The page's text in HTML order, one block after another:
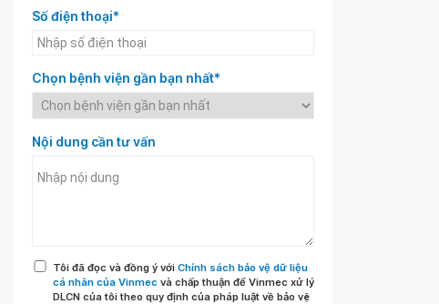
Số điện thoại*
Chọn bệnh viện gần bạn nhất*
Nội dung cần tư vấn
Tôi đã đọc và đồng ý với Chính sách bảo vệ dữ liệu
cá nhân của Vinmec và chấp thuận để Vinmec xử lý
DLCN của tôi theo quy định của pháp luật về bảo vệ